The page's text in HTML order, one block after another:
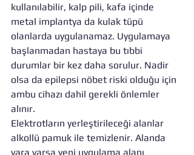
kullanılabilir, kalp pili, kafa içinde
metal implantya da kulak tüpü
olanlarda uygulanamaz. Uygulamaya
başlanmadan hastaya bu tıbbi
durumlar bir kez daha sorulur. Nadir
olsa da epilepsi nöbet riski olduğu için
ambu cihazı dahil gerekli önlemler
alınır.
Elektrotların yerleştirileceği alanlar
alkollü pamuk ile temizlenir. Alanda
yara varsa yeni uygulama alanı